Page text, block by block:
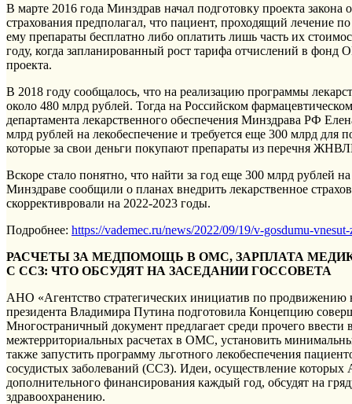
В марте 2016 года Минздрав начал подготовку проекта закона
страхования предполагал, что пациент, проходящий лечение
ему препараты бесплатно либо оплатить лишь часть их
году, когда запланированный рост тарифа отчислений в
проекта.
В 2018 году сообщалось, что на реализацию программы
около 480 млрд рублей. Тогда на Российском
департамента лекарственного обеспечения Минздрава РФ
млрд рублей на лекобеспечение и требуется еще 300 млрд для
которые за свои деньги покупают препараты из перечня
Вскоре стало понятно, что найти за год еще 300 млрд рублей
Минздраве сообщили о планах внедрить лекарственное
скоррективровали на 2022-2023 годы.
Подробнее: https://vademec.ru/news/2022/09/19/v-gosdumu-
РАСЧЕТЫ ЗА МЕДПОМОЩЬ В ОМС, ЗАРПЛАТА
С ССЗ: ЧТО ОБСУДЯТ НА ЗАСЕДАНИИ ГОССОВЕТА
АНО «Агентство стратегических инициатив по
президента Владимира Путина подготовила Концепцию
Многостраничный документ предлагает среди прочего ввести
межтерриториальных расчетах в ОМС, установить
также запустить программу льготного лекобеспечения
сосудистых заболеваний (ССЗ). Идеи, осуществление
дополнительного финансирования каждый год, обсудят на
здравоохранению.